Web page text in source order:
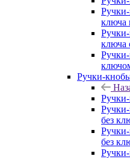
ключа
ключа
Ручки-
без
без